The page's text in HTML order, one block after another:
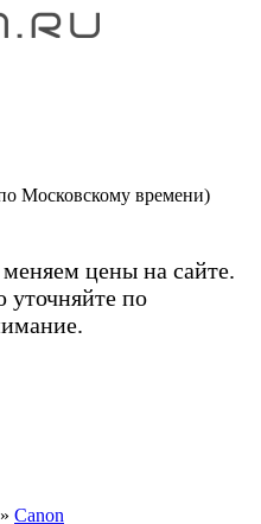
Московскому времени)
цены на сайте.
по
» Canon